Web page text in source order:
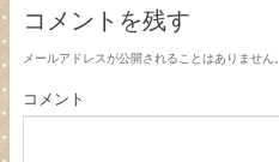
コメントを残す
メールアドレスが公開されることはありません。
コメント